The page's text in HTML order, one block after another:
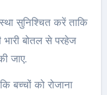
सुनिश्चित करें ताकि
बोतल से परहेज
जाए.
बच्चों को रोजाना